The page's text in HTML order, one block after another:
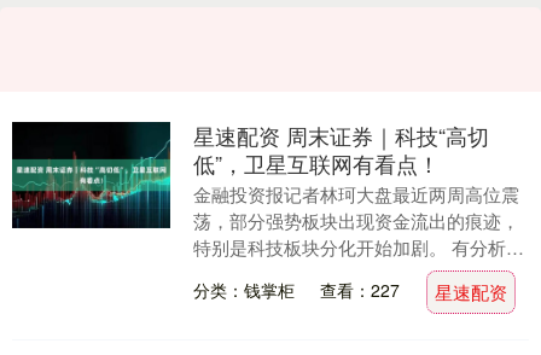
星速配资 周末证券｜科技“高切
低”，卫星互联网有看点！
金融投资报记者林珂大盘最近两周高位震
荡，部分强势板块出现资金流出的痕迹，
特别是科技板块分化开始加剧。 有分析人
士表示，在大盘持续的洗盘过程中，资金
调仓换股动作开....
分类：钱掌柜 查看：227 星速配资